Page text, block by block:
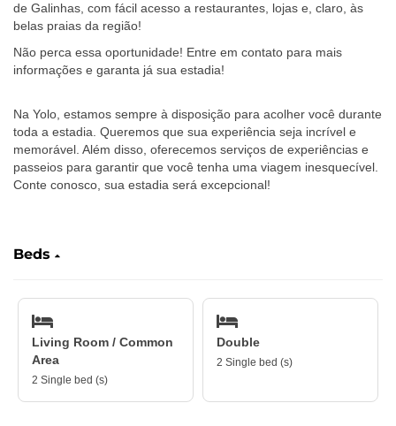
de Galinhas, com fácil acesso a restaurantes, lojas e, claro, às
belas praias da região!
Não perca essa oportunidade! Entre em contato para mais
informações e garanta já sua estadia!
Na Yolo, estamos sempre à disposição para acolher você durante
toda a estadia. Queremos que sua experiência seja incrível e
memorável. Além disso, oferecemos serviços de experiências e
passeios para garantir que você tenha uma viagem inesquecível.
Conte conosco, sua estadia será excepcional!
Beds
Living Room / Common
Area
2 Single bed (s)
Double
2 Single bed (s)